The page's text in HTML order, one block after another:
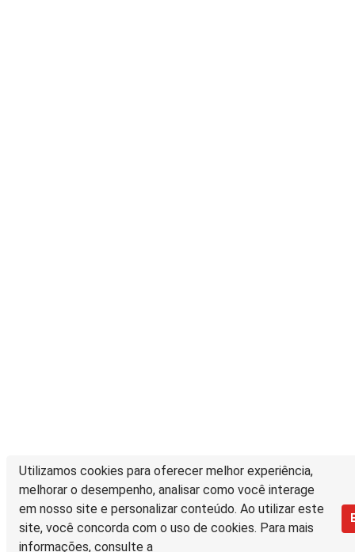
Utilizamos cookies para oferecer melhor experiência,
melhorar o desempenho, analisar como você interage
em nosso site e personalizar conteúdo. Ao utilizar este
site, você concorda com o uso de cookies. Para mais
informações, consulte a